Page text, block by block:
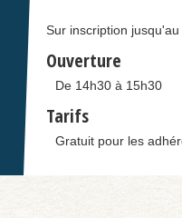
Sur inscription
Ouverture
De 14h30 à 15h30
Tarifs
Gratuit pour les